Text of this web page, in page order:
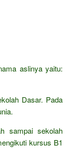
aslinya yaitu:
Dasar. Pada
sampai sekolah
kursus B1